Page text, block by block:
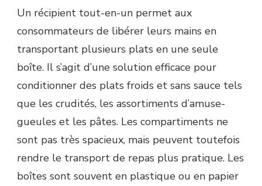
Un récipient tout-en-un permet aux
consommateurs de libérer leurs mains en
transportant plusieurs plats en une seule
boîte. Il s’agit d’une solution efficace pour
conditionner des plats froids et sans sauce tels
que les crudités, les assortiments d’amuse-
gueules et les pâtes. Les compartiments ne
sont pas très spacieux, mais peuvent toutefois
rendre le transport de repas plus pratique. Les
boîtes sont souvent en plastique ou en papier